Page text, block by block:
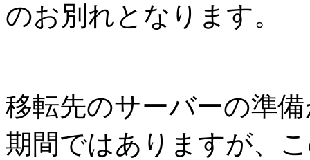
のお別れとなります。
移転先のサーバーの準
期間ではありますが、